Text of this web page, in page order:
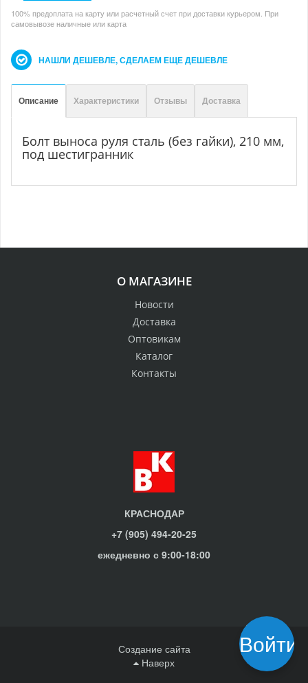
100% предоплата на карту или расчетный счет при доставки курьером. При
самовывозе наличные или карта
НАШЛИ ДЕШЕВЛЕ, СДЕЛАЕМ ЕЩЕ ДЕШЕВЛЕ
Описание Характеристики Отзывы Доставка
Болт выноса руля сталь (без гайки), 210 мм,
под шестигранник
О МАГАЗИНЕ
Новости
Доставка
Оптовикам
Каталог
Контакты
КРАСНОДАР
+7 (905) 494-20-25
ежедневно с 9:00-18:00
Создание сайта
Наверх
Войти